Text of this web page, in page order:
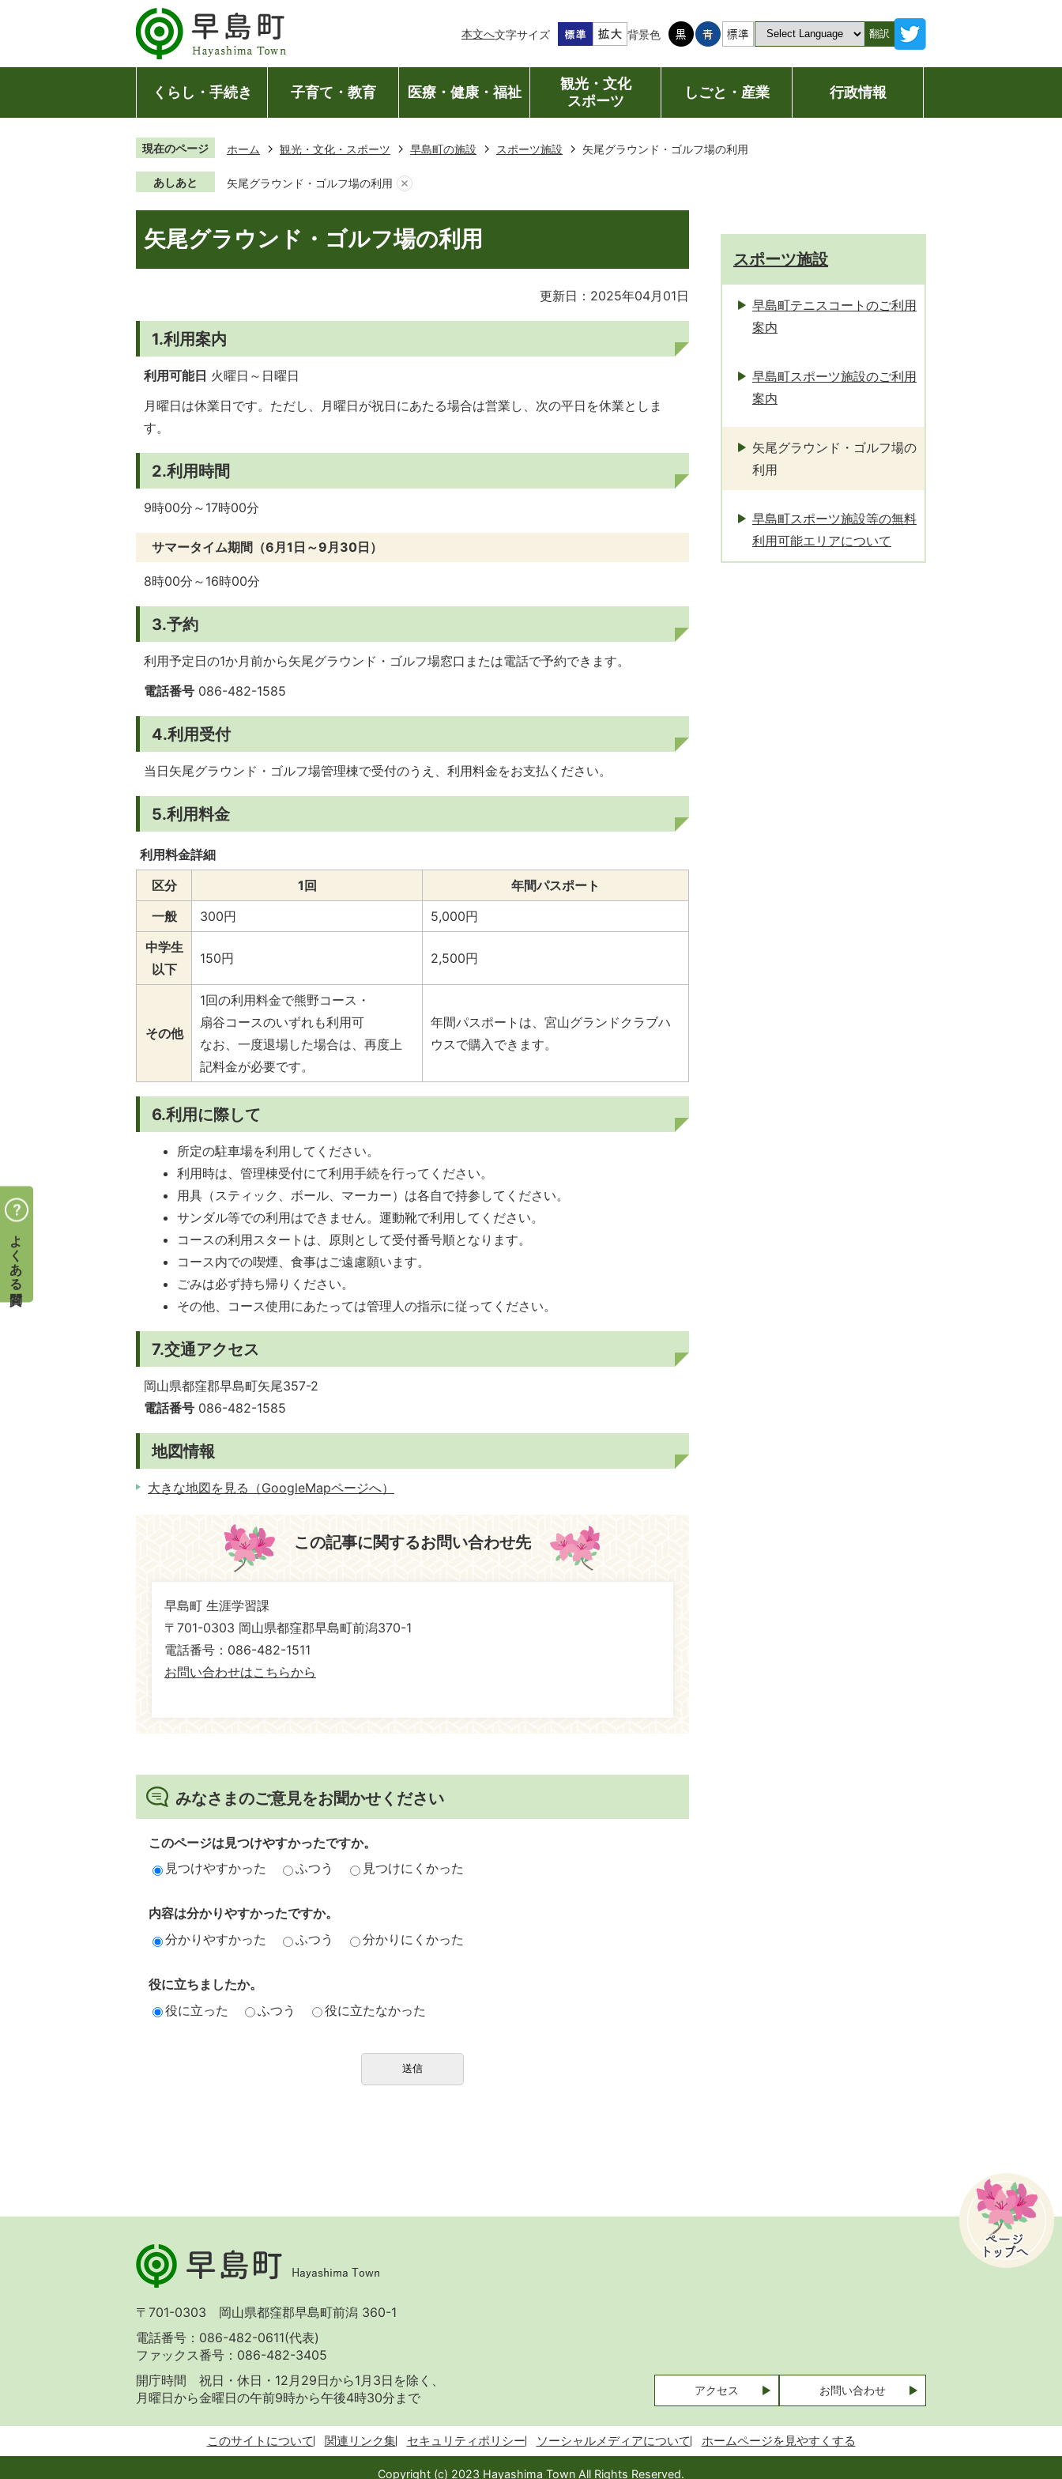
本文へ文字サイズ 背景色 翻訳
くらし・手続き 子育て・教育 医療・健康・福祉
観光・文化
スポーツ
しごと・産業 行政情報
現在のページ ホーム 観光・文化・スポーツ 早島町の施設 スポーツ施設 矢尾グラウンド・ゴルフ場の利用
あしあと 矢尾グラウンド・ゴルフ場の利用
矢尾グラウンド・ゴルフ場の利用
更新日：2025年04月01日
1.利用案内
利用可能日 火曜日～日曜日
月曜日は休業日です。ただし、月曜日が祝日にあたる場合は営業し、次の平日を休業としま
す。
2.利用時間
9時00分～17時00分
サマータイム期間（6月1日～9月30日）
8時00分～16時00分
3.予約
利用予定日の1か月前から矢尾グラウンド・ゴルフ場窓口または電話で予約できます。
電話番号 086-482-1585
4.利用受付
当日矢尾グラウンド・ゴルフ場管理棟で受付のうえ、利用料金をお支払ください。
5.利用料金
利用料金詳細
区分
1回
年間パスポート
一般
300円
5,000円
中学生
以下
150円 2,500円
その他
1回の利用料金で熊野コース・
扇谷コースのいずれも利用可
なお、一度退場した場合は、再度上
記料金が必要です。
年間パスポートは、宮山グランドクラブハ
ウスで購入できます。
6.利用に際して
所定の駐車場を利用してください。
利用時は、管理棟受付にて利用手続を行ってください。
用具（スティック、ボール、マーカー）は各自で持参してください。
サンダル等での利用はできません。運動靴で利用してください。
コースの利用スタートは、原則として受付番号順となります。
コース内での喫煙、食事はご遠慮願います。
ごみは必ず持ち帰りください。
その他、コース使用にあたっては管理人の指示に従ってください。
7.交通アクセス
岡山県都窪郡早島町矢尾357-2
電話番号 086-482-1585
地図情報
大きな地図を見る（GoogleMapページへ）
この記事に関するお問い合わせ先
早島町 生涯学習課
〒701-0303 岡山県都窪郡早島町前潟370-1
電話番号：086-482-1511
お問い合わせはこちらから
みなさまのご意見をお聞かせください
このページは見つけやすかったですか。
見つけやすかった
ふつう 見つけにくかった
内容は分かりやすかったですか。
分かりやすかった
ふつう 分かりにくかった
役に立ちましたか。
役に立った
ふつう 役に立たなかった
スポーツ施設
早島町テニスコートのご利用
案内
早島町スポーツ施設のご利用
案内
矢尾グラウンド・ゴルフ場の
利用
早島町スポーツ施設等の無料
利用可能エリアについて
よくある質問
早
島
町
Hayashima
Town
〒701-0303 岡山県都窪郡早島町前潟 360-1
電話番号：086-482-0611(代表)
ファックス番号：086-482-3405
開庁時間 祝日・休日・12月29日から1月3日を除く、
月曜日から金曜日の午前9時から午後4時30分まで
アクセス お問い合わせ
このサイトについて 関連リンク集 セキュリティポリシー ソーシャルメディアについて ホームページを見やすくする
Copyright (c) 2023 Hayashima Town All Rights Reserved.